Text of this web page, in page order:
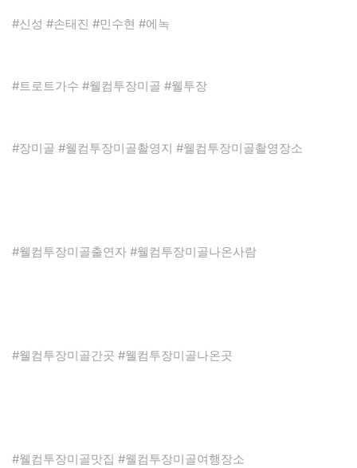
#신성 #손태진 #민수현 #에녹
#트로트가수 #웰컴투장미골 #웰투장
#장미골 #웰컴투장미골촬영지 #웰컴투장미골촬영장소
#웰컴투장미골출연자 #웰컴투장미골나온사람
#웰컴투장미골간곳 #웰컴투장미골나온곳
#웰컴투장미골맛집 #웰컴투장미골여행장소